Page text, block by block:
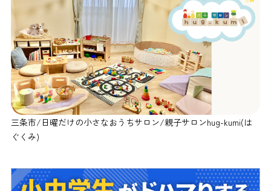
三条市/日曜だけの小さなおうちサロン/親子サロンhug-kumi(は
ぐくみ)